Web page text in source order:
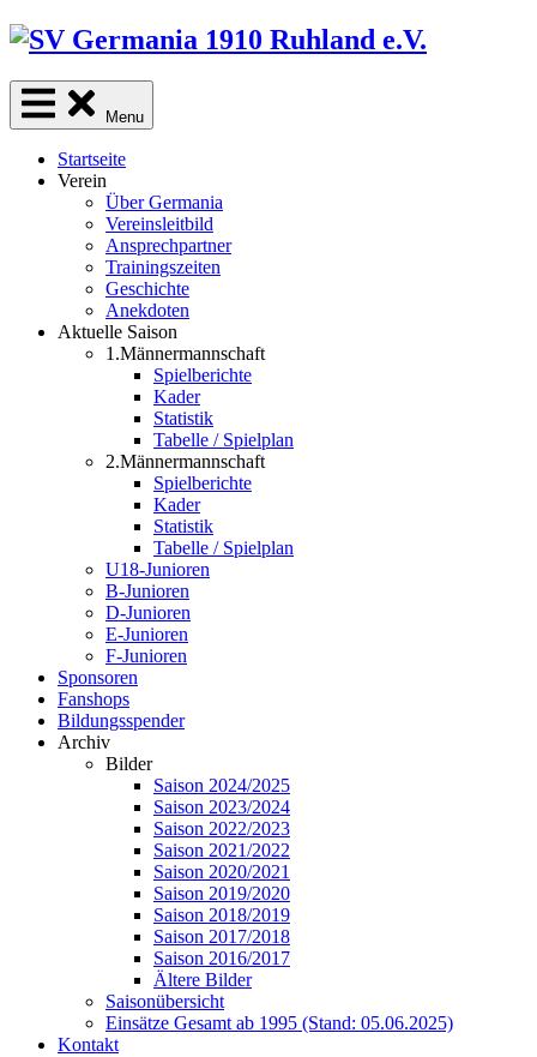
Skip
content
Menu
Startseite
Verein
Über Germania
Vereinsleitbild
Ansprechpartner
Trainingszeiten
Geschichte
Anekdoten
Aktuelle Saison
1.Männermannschaft
Spielberichte
Kader
Statistik
Tabelle / Spielplan
2.Männermannschaft
Spielberichte
Kader
Statistik
Tabelle / Spielplan
U18-Junioren
B-Junioren
D-Junioren
E-Junioren
F-Junioren
Sponsoren
Fanshops
Bildungsspender
Archiv
Bilder
Saison 2024/2025
Saison 2023/2024
Saison 2022/2023
Saison 2021/2022
Saison 2020/2021
Saison 2019/2020
Saison 2018/2019
Saison 2017/2018
Saison 2016/2017
Ältere Bilder
Saisonübersicht
Einsätze Gesamt ab 1995 (Stand: 05.06.2025)
Kontakt